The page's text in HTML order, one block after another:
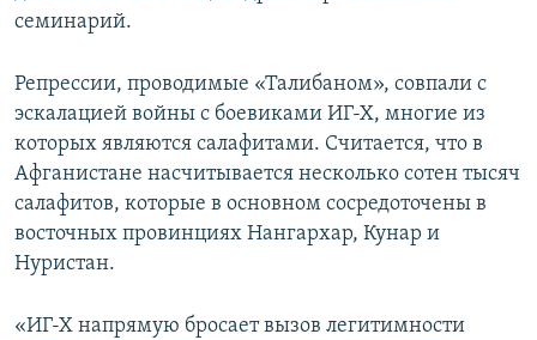
семинарий.
Репрессии, проводимые «Талибаном», совпали с
эскалацией войны с боевиками ИГ-Х, многие из
которых являются салафитами. Считается, что в
Афганистане насчитывается несколько сотен тысяч
салафитов, которые в основном сосредоточены в
восточных провинциях Нангархар, Кунар и
Нуристан.
«ИГ-Х напрямую бросает вызов легитимности